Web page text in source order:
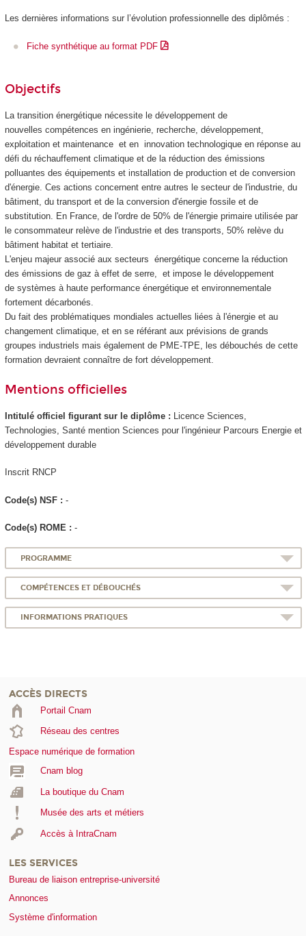
Les dernières informations sur l’évolution professionnelle des diplômés :
Fiche synthétique au format PDF
Objectifs
La transition énergétique nécessite le développement de
nouvelles compétences en ingénierie, recherche, développement,
exploitation et maintenance et en innovation technologique en réponse au
défi du réchauffement climatique et de la réduction des émissions
polluantes des équipements et installation de production et de conversion
d'énergie. Ces actions concernent entre autres le secteur de l'industrie, du
bâtiment, du transport et de la conversion d'énergie fossile et de
substitution. En France, de l'ordre de 50% de l'énergie primaire utilisée par
le consommateur relève de l'industrie et des transports, 50% relève du
bâtiment habitat et tertiaire.
L'enjeu majeur associé aux secteurs énergétique concerne la réduction
des émissions de gaz à effet de serre, et impose le développement
de systèmes à haute performance énergétique et environnementale
fortement décarbonés.
Du fait des problématiques mondiales actuelles liées à l'énergie et au
changement climatique, et en se référant aux prévisions de grands
groupes industriels mais également de PME-TPE, les débouchés de cette
formation devraient connaître de fort développement.
Mentions officielles
Intitulé officiel figurant sur le diplôme :
Licence Sciences,
Technologies, Santé mention Sciences pour l'ingénieur Parcours Energie et
développement durable
Inscrit RNCP
Code(s) NSF : -
Code(s) ROME : -
PROGRAMME
COMPÉTENCES ET DÉBOUCHÉS
INFORMATIONS PRATIQUES
ACCÈS DIRECTS
Portail Cnam
Réseau des centres
Espace numérique de formation
Cnam blog
La boutique du Cnam
Musée des arts et métiers
Accès à IntraCnam
LES SERVICES
Bureau de liaison entreprise-université
Annonces
Système d'information